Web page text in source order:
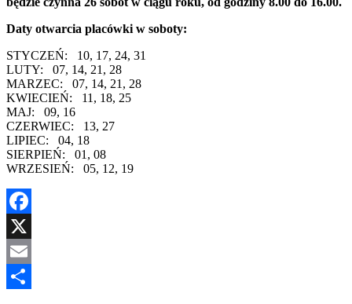
Daty otwarcia placówki w soboty:
STYCZEŃ: 10, 17, 24, 31
LUTY: 07, 14, 21, 28
MARZEC: 07, 14, 21, 28
KWIECIEŃ: 11, 18, 25
MAJ: 09, 16
CZERWIEC: 13, 27
LIPIEC: 04, 18
SIERPIEŃ: 01, 08
WRZESIEŃ: 05, 12, 19
Facebook
X
Email